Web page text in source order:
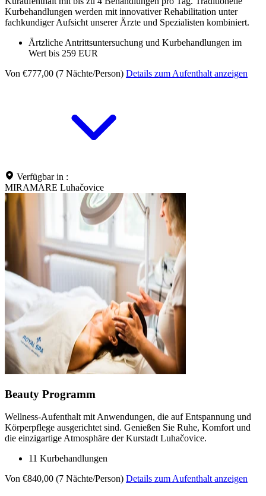
Kurbehandlungen werden mit innovativer Rehabilitation unter
fachkundiger Aufsicht unserer Ärzte und Spezialisten kombiniert.
Ärtzliche Antrittsuntersuchung und Kurbehandlungen im
Wert bis 259 EUR
Von €777,00 (7 Nächte/Person) Details zum Aufenthalt anzeigen
Verfügbar in :
MIRAMARE Luhačovice
Beauty Programm
Wellness-Aufenthalt mit Anwendungen, die auf Entspannung und
Körperpflege ausgerichtet sind. Genießen Sie Ruhe, Komfort und
die einzigartige Atmosphäre der Kurstadt Luhačovice.
11 Kurbehandlungen
Von €840,00 (7 Nächte/Person) Details zum Aufenthalt anzeigen